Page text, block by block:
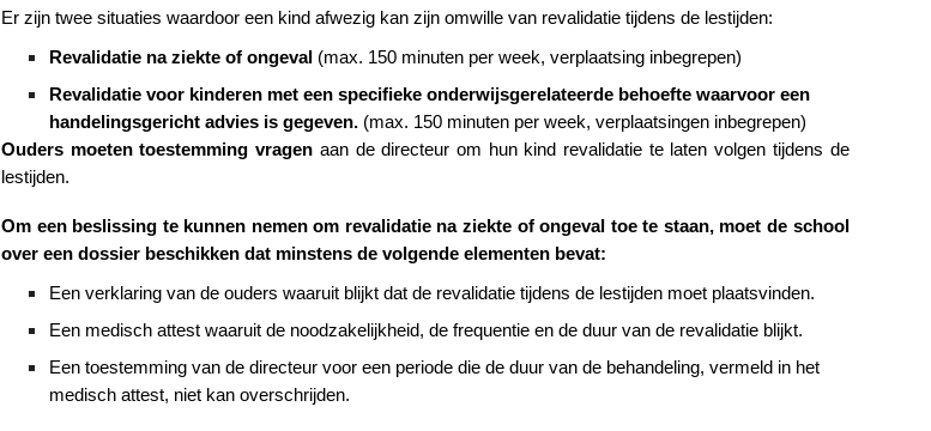
Er zijn twee situaties waardoor een kind afwezig kan zijn omwille van revalidatie tijdens de lestijden:
Revalidatie na ziekte of ongeval (max. 150 minuten per week, verplaatsing inbegrepen)
Revalidatie voor kinderen met een specifieke onderwijsgerelateerde behoefte waarvoor een
handelingsgericht advies is gegeven. (max. 150 minuten per week, verplaatsingen inbegrepen)
Ouders moeten toestemming vragen aan de directeur om hun kind revalidatie te laten volgen tijdens de
lestijden.
Om een beslissing te kunnen nemen om revalidatie na ziekte of ongeval toe te staan, moet de school
over een dossier beschikken dat minstens de volgende elementen bevat:
Een verklaring van de ouders waaruit blijkt dat de revalidatie tijdens de lestijden moet plaatsvinden.
Een medisch attest waaruit de noodzakelijkheid, de frequentie en de duur van de revalidatie blijkt.
Een toestemming van de directeur voor een periode die de duur van de behandeling, vermeld in het
medisch attest, niet kan overschrijden.